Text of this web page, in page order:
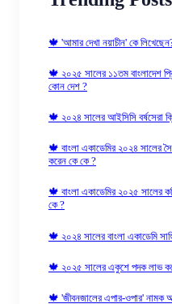
🍁 'আমার দেখা নয়াচীন' কে
🍁 ২০২৫ সালের ১১তম বাংলাদেশ
কোন দেশ ?
🍁 ২০২৪ সালের আইসিসি বর্ষসেরা
🍁 বাংলা একাডেমির ২০২৪ সালের
করেন কে কে ?
🍁 বাংলা একাডেমির ২০২৫ সালের
কে ?
🍁 ২০২৪ সালের বাংলা একাডেমি
🍁 ২০২৫ সালের একুশে পদক লাভ
🍁 'জীবনজালের এপার-ওপার' নামক